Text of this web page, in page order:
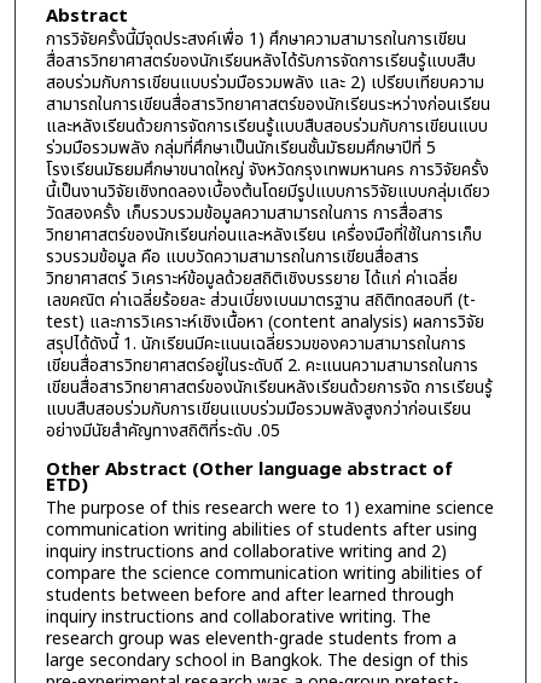
Abstract
การวิจัยครั้งนี้มีจุดประสงค์เพื่อ 1) ศึกษาความสามารถในการเขียน
สื่อสารวิทยาศาสตร์ของนักเรียนหลังได้รับการจัดการเรียนรู้แบบสืบ
สอบร่วมกับการเขียนแบบร่วมมือรวมพลัง และ 2) เปรียบเทียบความ
สามารถในการเขียนสื่อสารวิทยาศาสตร์ของนักเรียนระหว่างก่อนเรียน
และหลังเรียนด้วยการจัดการเรียนรู้แบบสืบสอบร่วมกับการเขียนแบบ
ร่วมมือรวมพลัง กลุ่มที่ศึกษาเป็นนักเรียนชั้นมัธยมศึกษาปีที่ 5
โรงเรียนมัธยมศึกษาขนาดใหญ่ จังหวัดกรุงเทพมหานคร การวิจัยครั้ง
นี้เป็นงานวิจัยเชิงทดลองเบื้องต้นโดยมีรูปแบบการวิจัยแบบกลุ่มเดียว
วัดสองครั้ง เก็บรวบรวมข้อมูลความสามารถในการ การสื่อสาร
วิทยาศาสตร์ของนักเรียนก่อนและหลังเรียน เครื่องมือที่ใช้ในการเก็บ
รวบรวมข้อมูล คือ แบบวัดความสามารถในการเขียนสื่อสาร
วิทยาศาสตร์ วิเคราะห์ข้อมูลด้วยสถิติเชิงบรรยาย ได้แก่ ค่าเฉลี่ย
เลขคณิต ค่าเฉลี่ยร้อยละ ส่วนเบี่ยงเบนมาตรฐาน สถิติทดสอบที (t-
test) และการวิเคราะห์เชิงเนื้อหา (content analysis) ผลการวิจัย
สรุปได้ดังนี้ 1. นักเรียนมีคะแนนเฉลี่ยรวมของความสามารถในการ
เขียนสื่อสารวิทยาศาสตร์อยู่ในระดับดี 2. คะแนนความสามารถในการ
เขียนสื่อสารวิทยาศาสตร์ของนักเรียนหลังเรียนด้วยการจัด การเรียนรู้
แบบสืบสอบร่วมกับการเขียนแบบร่วมมือรวมพลังสูงกว่าก่อนเรียน
อย่างมีนัยสำคัญทางสถิติที่ระดับ .05
Other Abstract (Other language abstract of
ETD)
The purpose of this research were to 1) examine science
communication writing abilities of students after using
inquiry instructions and collaborative writing and 2)
compare the science communication writing abilities of
students between before and after learned through
inquiry instructions and collaborative writing. The
research group was eleventh-grade students from a
large secondary school in Bangkok. The design of this